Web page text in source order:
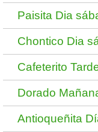
Paisita Dia
Chontico Dia
Cafeterito
Dorado
Antioqueñita